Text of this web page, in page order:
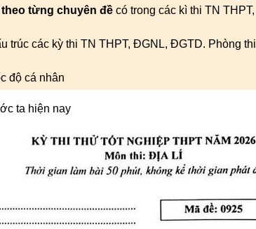
từng chuyên đề có trong các kì thi TN THPT,
trúc các kỳ thi TN THPT, ĐGNL, ĐGTD. Phòng thi
độ cá nhân
ta hiện nay